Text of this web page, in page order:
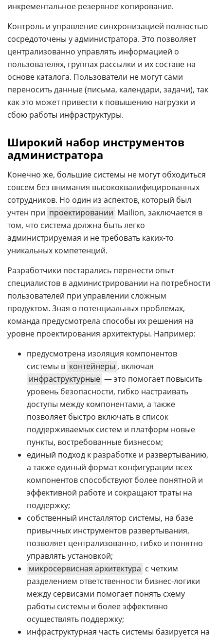
инкрементальное резервное копирование.
Контроль и управление синхронизацией полностью
сосредоточены у администратора. Это позволяет
централизованно управлять информацией о
пользователях, группах рассылки и их составе на
основе каталога. Пользователи не могут сами
переносить данные (письма, календари, задачи), так
как это может привести к повышению нагрузки и
сбою работы инфраструктуры.
Широкий набор инструментов
администратора
Конечно же, большие системы не могут обходиться
совсем без внимания высококвалифицированных
сотрудников. Но один из аспектов, который был
учтен при проектировании Mailion, заключается в
том, что система должна быть легко
администрируемая и не требовать каких-то
уникальных компетенций.
Разработчики постарались перенести опыт
специалистов в администрировании на потребности
пользователей при управлении сложным
продуктом. Зная о потенциальных проблемах,
команда предусмотрела способы их решения на
уровне проектирования архитектуры. Например:
предусмотрена изоляция компонентов
системы в контейнеры , включая
инфраструктурные — это помогает повысить
уровень безопасности, гибко настраивать
доступы между компонентами, а также
позволяет быстро включать в список
поддерживаемых систем и платформ новые
пункты, востребованные бизнесом;
единый подход к разработке и развертыванию,
а также единый формат конфигурации всех
компонентов способствуют более понятной и
эффективной работе и сокращают траты на
поддержку;
собственный инсталлятор системы, на базе
привычных инструментов развертывания,
позволяет централизованно, гибко и понятно
управлять установкой;
микросервисная архитектура с четким
разделением ответственности бизнес-логики
между сервисами помогает понять схему
работы системы и более эффективно
осуществлять поддержку;
инфраструктурная часть системы базируется на